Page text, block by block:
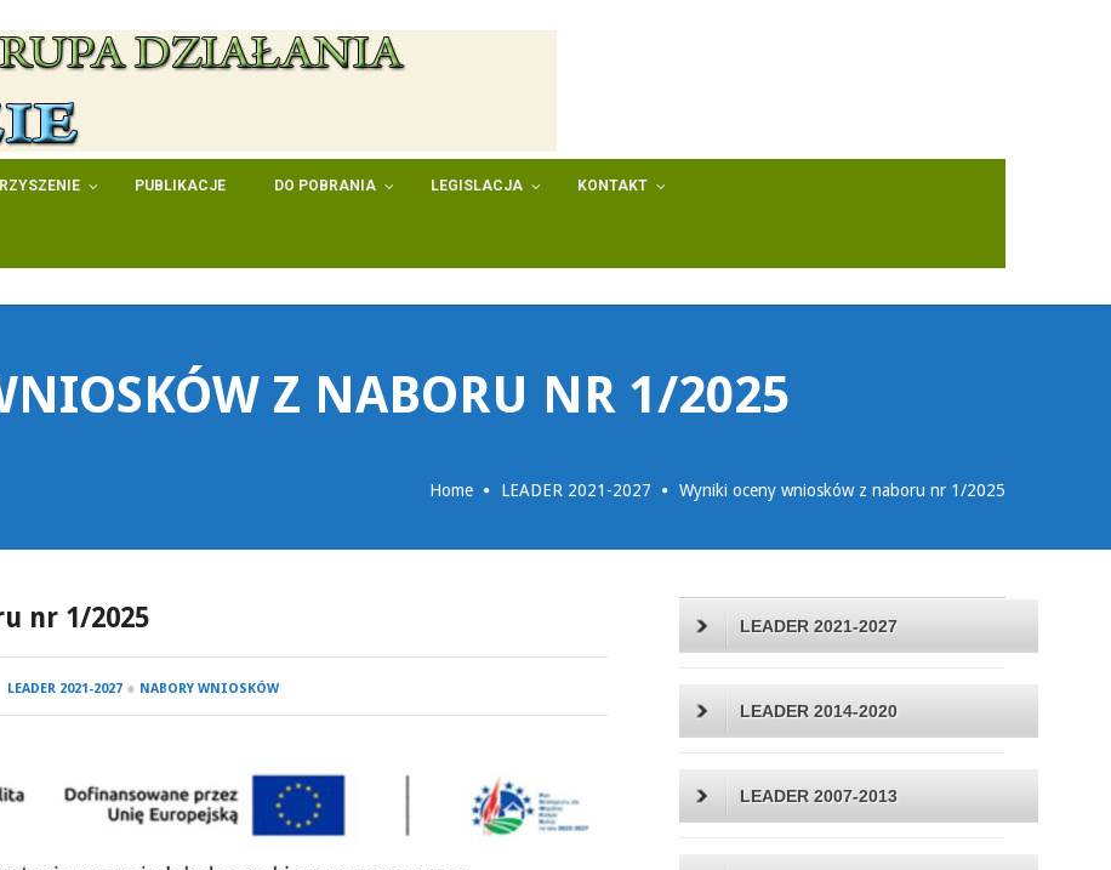
PUBLIKACJE DO POBRANIA LEGISLACJA KONTAKT
Z NABORU NR 1/2025
Home LEADER 2021-2027 Wyniki oceny wniosków z naboru nr 1/2025
nr 1/2025
LEADER 2021-2027 ● NABORY WNIOSKÓW
LEADER 2021-2027
LEADER 2014-2020
LEADER 2007-2013